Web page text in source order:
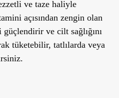
ve taze haliyle
açısından zengin olan
güçlendirir ve cilt sağlığını
tüketebilir, tatlılarda veya